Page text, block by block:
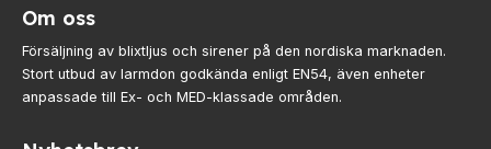
överskrids.
lättantändliga fasta
ämnen, vätskor och
Om oss
Försäljning av blixtljus och sirener på den nordiska marknaden.
Stort utbud av larmdon godkända enligt EN54, även enheter
anpassade till Ex- och MED-klassade områden.